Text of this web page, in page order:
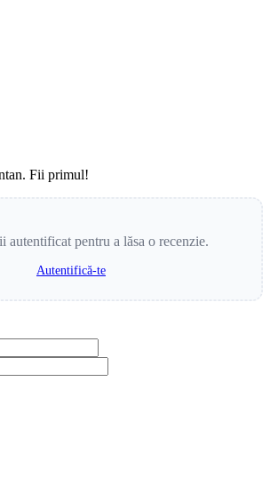
Fii primul!
autentificat pentru a lăsa o recenzie.
Autentifică-te